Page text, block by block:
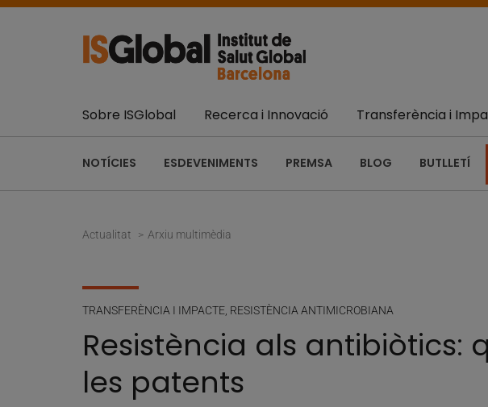
Sobre ISGlobal Recerca i Innovació Transferència i
NOTÍCIES ESDEVENIMENTS PREMSA BLOG BUTLLETÍ
Actualitat Arxiu multimèdia
TRANSFERÈNCIA I IMPACTE RESISTÈNCIA ANTIMICROBIANA
Resistència als
les patents